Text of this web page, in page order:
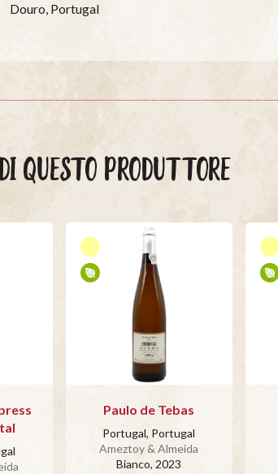
Douro, Portugal
QUESTO PRODUTTORE
Paulo de Tebas
Portugal, Portugal
Ameztoy & Almeida
Bianco, 2023